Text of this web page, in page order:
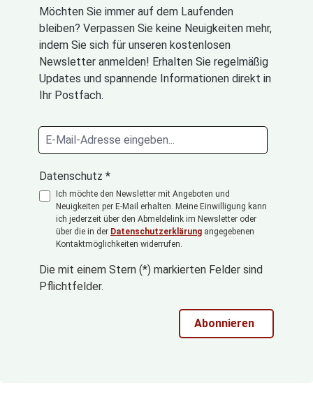
Möchten Sie immer auf dem Laufenden
bleiben? Verpassen Sie keine Neuigkeiten mehr,
indem Sie sich für unseren kostenlosen
Newsletter anmelden! Erhalten Sie regelmäßig
Updates und spannende Informationen direkt in
Ihr Postfach.
Datenschutz *
Ich möchte den Newsletter mit Angeboten und
Neuigkeiten per E-Mail erhalten. Meine Einwilligung kann
ich jederzeit über den Abmeldelink im Newsletter oder
über die in der Datenschutzerklärung angegebenen
Kontaktmöglichkeiten widerrufen.
Die mit einem Stern (*) markierten Felder sind
Pflichtfelder.
Abonnieren